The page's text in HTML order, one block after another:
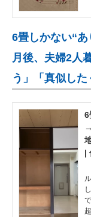
6畳しかない“
月後、夫婦2人
う」「真似した
6
|